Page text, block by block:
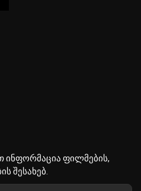
ინფორმაცია ფილმების,
შესახებ.